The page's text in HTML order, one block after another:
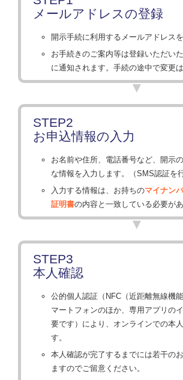
メールアドレスの登録
開示手続に利用するメールアドレスを
お手続きのご案内等は登録いただい
に通知されます。手続の途中で変更は
STEP2
お申込情報の入力
お名前や住所、電話番号など、開示
な情報を入力します。（SMS認証を
入力する情報は、お持ちのマイナン
証明書の内容と一致している必要があ
STEP3
本人確認
公的個人認証（NFC（近距離無線機
マートフォンのほか、専用アプリの
要です）により、オンラインでの本
す。
本人確認が完了するまでには若干の
ますのでご留意ください。